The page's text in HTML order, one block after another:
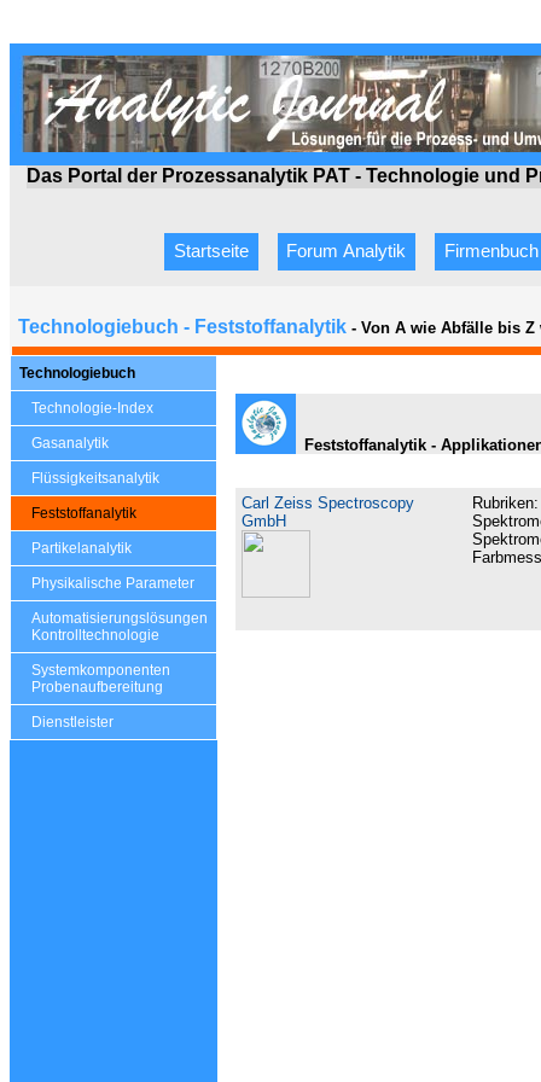
Das Portal der Prozessanalytik PAT - Technologie und
Startseite Forum Analytik Firmenbuch
Technologiebuch - Feststoffanalytik - Von A wie Abfälle bis Z
Technologiebuch
Technologie-Index
Gasanalytik
Flüssigkeitsanalytik
Feststoffanalytik
Partikelanalytik
Physikalische Parameter
Automatisierungslösungen
Kontrolltechnologie
Systemkomponenten
Probenaufbereitung
Dienstleister
Feststoffanalytik -
Carl Zeiss Spectroscopy
GmbH